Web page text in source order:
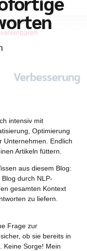
intensiv mit
Optimierung
Unternehmen. Endlich
Artikeln füttern.
aus diesem Blog:
durch NLP-
gesamten Kontext
zu liefern.
Frage zur
ob sie bereits in
Keine Sorge! Mein